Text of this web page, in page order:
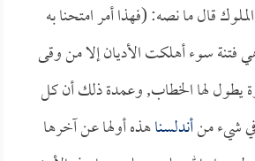
قال ما نصه: (فهذا أمر امتحنا به
فتنة سوء أهلكت الأديان إلا من وقى
يطول لها الخطاب, وعمدة ذلك أن كل
شيء منأندلسناهذه أولها عن آخرها